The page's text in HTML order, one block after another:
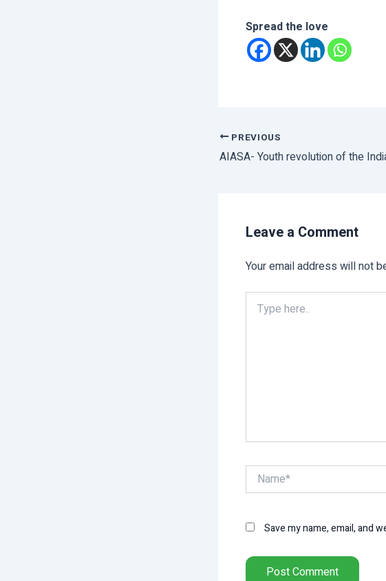
Spread the love
PREVIOUS
Leave a Comment
Your email address will not
here..
Name*
Save my name, email, and